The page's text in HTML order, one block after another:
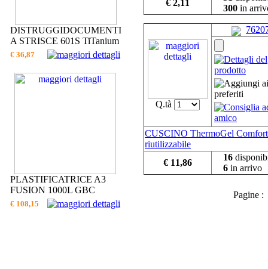
DISTRUGGIDOCUMENTI
A STRISCE 601S TiTanium
€ 36,87
PLASTIFICATRICE A3
FUSION 1000L GBC
€ 108,15
€ 2,11
300 in
Q.tà
CUSCINO ThermoGel Comfort
riutilizzabile
€ 11,86
16
6 in arrivo
Pagine